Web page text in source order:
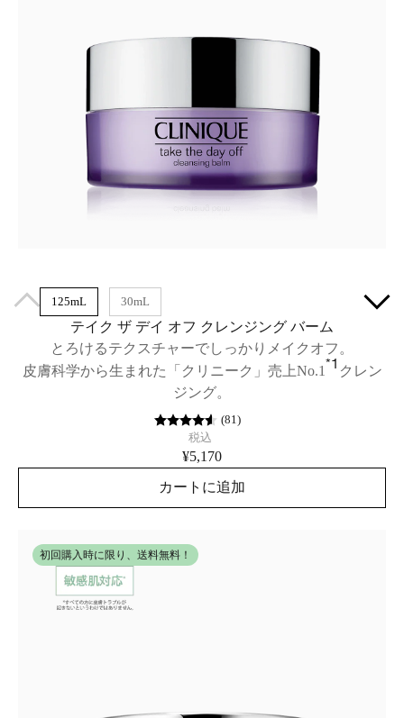
125mL 30mL
テイク ザ デイ オフ クレンジング バーム
とろけるテクスチャーでしっかりメイクオフ。
皮膚科学から生まれた「クリニーク」売上No.1*1 クレン
ジング。
(81)
税込
¥5,170
カートに追加
初回購入時に限り、送料無料！